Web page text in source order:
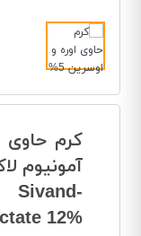
آمونیوم
12%